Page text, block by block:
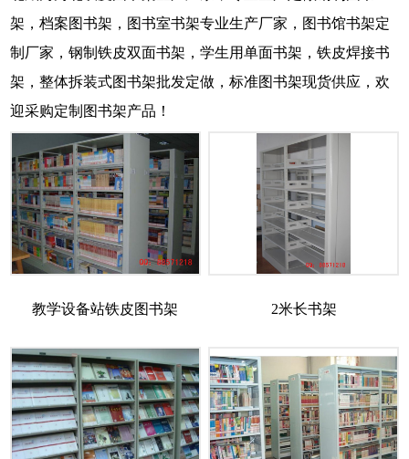
架，档案图书架，图书室书架专业生产厂家，图书馆书架定
制厂家，钢制铁皮双面书架，学生用单面书架，铁皮焊接书
架，整体拆装式图书架批发定做，标准图书架现货供应，欢
迎采购定制图书架产品！
教学设备站铁皮图书架 2米长书架